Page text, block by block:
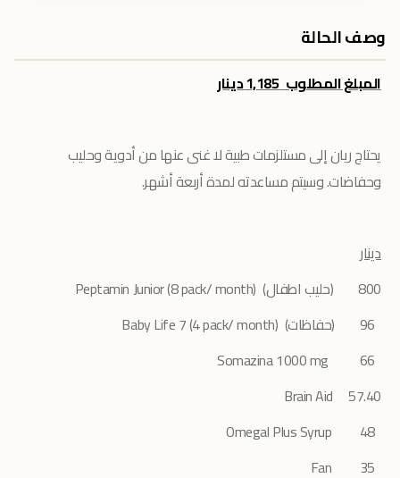
وصف الحالة
المبلغ المطلوب 1,185 دينار
يحتاج ريان إلى مستلزمات طبية لا غنى عنها من أدوية وحليب
وحفاضات. وسيتم مساعدته لمدة أربعة أشهر.
دينار
800 (حليب اطفال) Peptamin Junior (8 pack/ month)
57.40 Brain Aid
48 Omegal Plus Syrup